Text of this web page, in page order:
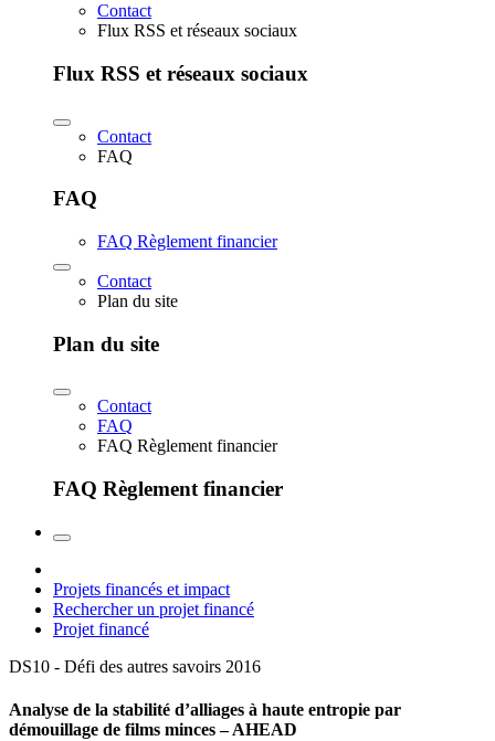
Contact
Flux RSS et réseaux sociaux
Flux RSS et réseaux sociaux
Contact
FAQ
FAQ
FAQ Règlement financier
Contact
Plan du site
Plan du site
Contact
FAQ
FAQ Règlement financier
FAQ Règlement financier
Projets financés et impact
Rechercher un projet financé
Projet financé
DS10 - Défi des autres savoirs 2016
Analyse de la stabilité d’alliages à haute entropie par
démouillage de films minces – AHEAD